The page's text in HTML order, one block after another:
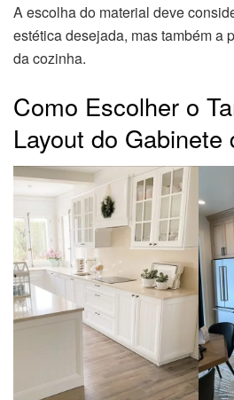
A escolha do material deve
estética desejada, mas também a
da cozinha.
Como Escolher o
Layout do Gabinete